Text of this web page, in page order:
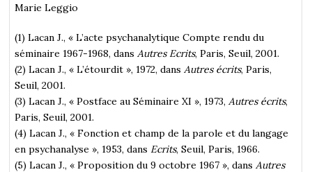
Marie Leggio
(1) Lacan J., « L’acte psychanalytique Compte rendu du
séminaire 1967-1968, dans Autres Ecrits, Paris, Seuil, 2001.
(2) Lacan J., « L’étourdit », 1972, dans Autres écrits, Paris,
Seuil, 2001.
(3) Lacan J., « Postface au Séminaire XI », 1973, Autres écrits,
Paris, Seuil, 2001.
(4) Lacan J., « Fonction et champ de la parole et du langage
en psychanalyse », 1953, dans Ecrits, Seuil, Paris, 1966.
(5) Lacan J., « Proposition du 9 octobre 1967 », dans Autres